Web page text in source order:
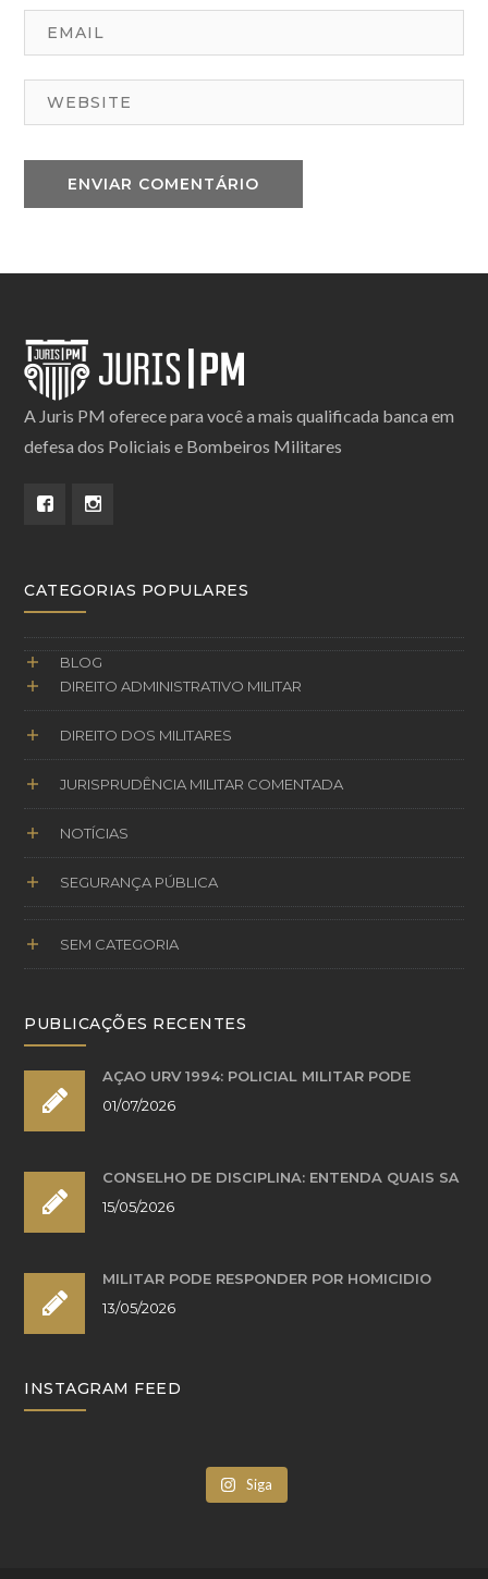
A Juris PM oferece para você a mais qualificada banca em
defesa dos Policiais e Bombeiros Militares
CATEGORIAS POPULARES
BLOG
DIREITO ADMINISTRATIVO MILITAR
DIREITO DOS MILITARES
JURISPRUDÊNCIA MILITAR COMENTADA
NOTÍCIAS
SEGURANÇA PÚBLICA
SEM CATEGORIA
PUBLICAÇÕES RECENTES
AÇÃO URV 1994: POLICIAL MILITAR PODE
01/07/2026
CONSELHO DE DISCIPLINA: ENTENDA QUAIS SÃ
15/05/2026
MILITAR PODE RESPONDER POR HOMICÍDIO
13/05/2026
INSTAGRAM FEED
Siga